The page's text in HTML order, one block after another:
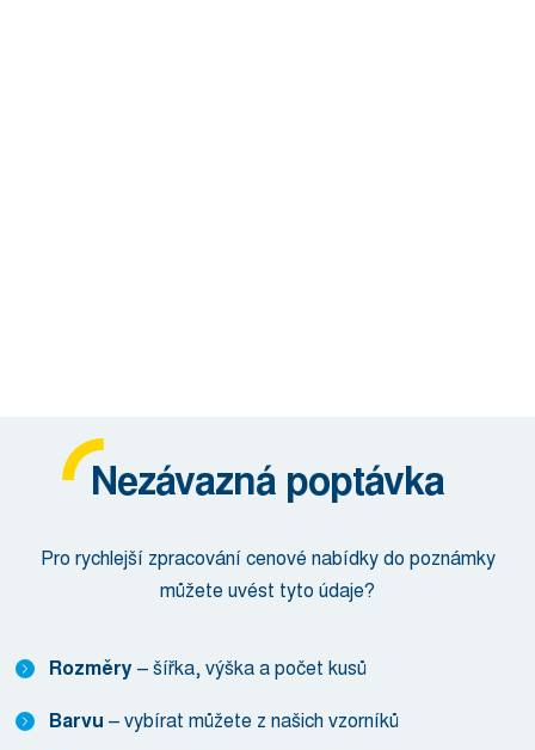
Nezávazná poptávka
Pro rychlejší zpracování cenové nabídky do poznámky
můžete uvést tyto údaje?
Rozměry – šířka, výška a počet kusů
Barvu – vybírat můžete z našich vzorníků